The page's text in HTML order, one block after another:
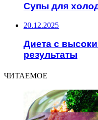
Супы для
20.12.2025
Диета с
результаты
ЧИТАЕМОЕ